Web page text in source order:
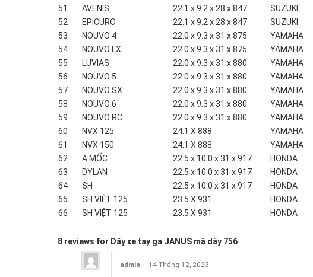
51
AVENIS 22.1 x 9.2 x 28 x 847
SUZUKI
52
EPICURO 22.1 x 9.2 x 28 x 847
SUZUKI
53
NOUVO 4 22.0 x 9.3 x 31 x 875
YAMAHA
54
NOUVO LX 22.0 x 9.3 x 31 x 875
YAMAHA
55
LUVIAS 22.0 x 9.3 x 31 x 880
YAMAHA
56
NOUVO 5 22.0 x 9.3 x 31 x 880
YAMAHA
57
NOUVO SX 22.0 x 9.3 x 31 x 880
YAMAHA
58
NOUVO 6 22.0 x 9.3 x 31 x 880
YAMAHA
59
NOUVO RC 22.0 x 9.3 x 31 x 880
YAMAHA
60
NVX 125 24.1 X 888
YAMAHA
61
NVX 150 24.1 X 888
YAMAHA
62
A MỐC 22.5 x 10.0 x 31 x 917
HONDA
63
DYLAN 22.5 x 10.0 x 31 x 917
HONDA
64
SH 22.5 x 10.0 x 31 x 917
HONDA
65
SH VIỆT 125 23.5 X 931
HONDA
66
SH VIỆT 125 23.5 X 931 HONDA
8 reviews for Dây xe tay ga JANUS mã dây 756
admin – 14 Tháng 12, 2023